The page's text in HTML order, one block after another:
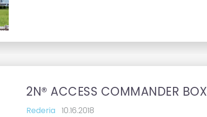
2N® ACCESS COMMANDER BOX
Rederia 10.16.2018